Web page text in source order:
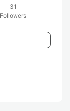
31
Followers